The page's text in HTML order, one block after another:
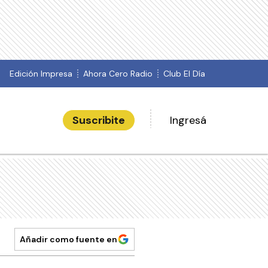
Edición Impresa Ahora Cero Radio Club El Día
Suscribite Ingresá
Añadir como fuente en